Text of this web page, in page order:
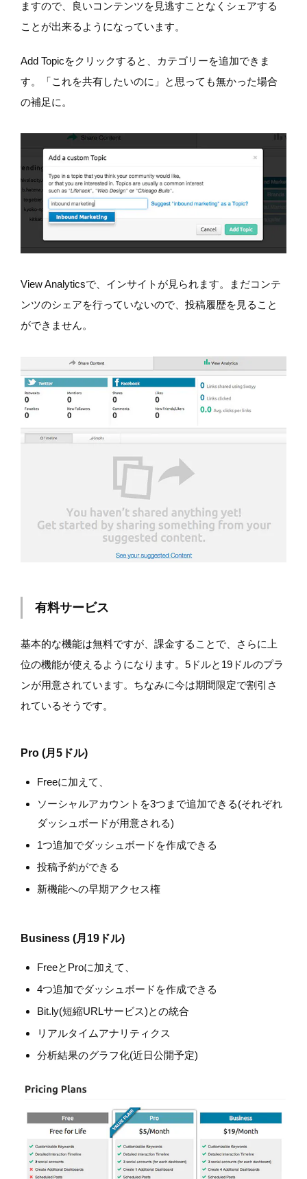
ますので、良いコンテンツを見逃すことなくシェアする
ことが出来るようになっています。
Add Topicをクリックすると、カテゴリーを追加できま
す。「これを共有したいのに」と思っても無かった場合
の補足に。
View Analyticsで、インサイトが見られます。まだコンテ
ンツのシェアを行っていないので、投稿履歴を見ること
ができません。
有料サービス
基本的な機能は無料ですが、課金することで、さらに上
位の機能が使えるようになります。5ドルと19ドルのプラ
ンが用意されています。ちなみに今は期間限定で割引さ
れているそうです。
Pro (月5ドル)
Freeに加えて、
ソーシャルアカウントを3つまで追加できる(それぞれ
ダッシュボードが用意される)
1つ追加でダッシュボードを作成できる
投稿予約ができる
新機能への早期アクセス権
Business (月19ドル)
FreeとProに加えて、
4つ追加でダッシュボードを作成できる
Bit.ly(短縮URLサービス)との統合
リアルタイムアナリティクス
分析結果のグラフ化(近日公開予定)